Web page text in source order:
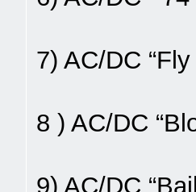
7) AC/DC
8 ) AC/DC
9) AC/DC